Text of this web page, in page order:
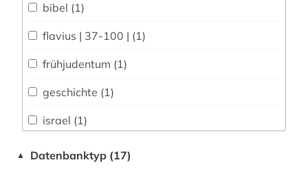
(0)
bibel (1)
flavius | 37-100 | (1)
frühjudentum (1)
geschichte (1)
israel (1)
josephus (1)
▲ Datenbanktyp (17)